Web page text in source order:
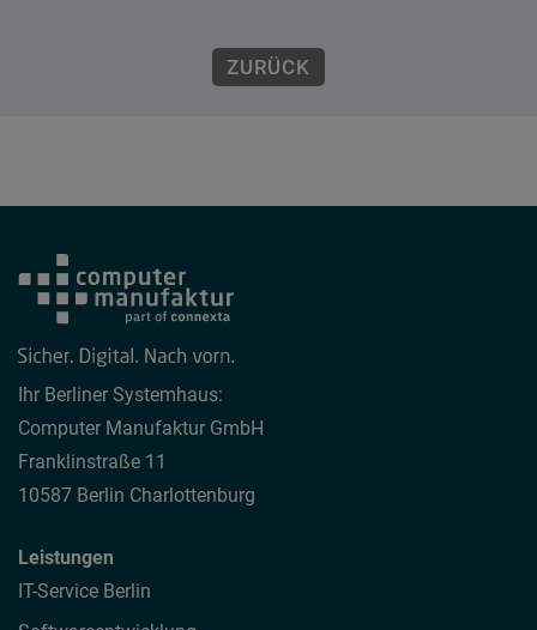
ZURÜCK
Ihr Berliner Systemhaus:
Computer Manufaktur GmbH
Franklinstraße 11
10587 Berlin Charlottenburg
Leistungen
IT-Service Berlin